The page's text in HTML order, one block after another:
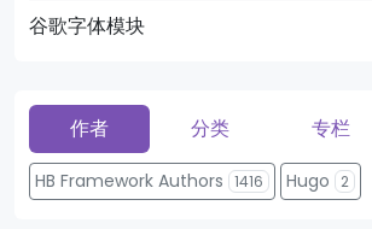
谷歌字体模块
作者 分类 专栏
HB Framework Authors 1416 Hugo 2